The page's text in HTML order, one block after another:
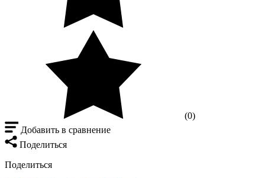
(0)
Добавить в сравнение
Поделиться
Поделиться